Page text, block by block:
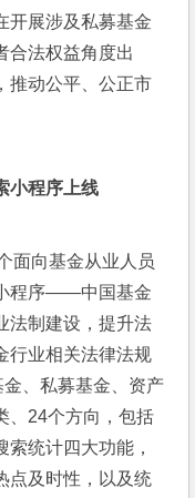
开展涉及私募基金
合法权益角度出
推动公平、公正市
小程序上线
程序——中国基金
法制建设，提升法
行业相关法律法规
、私募基金、资产
、24个方向，包括
统计四大功能，
点及时性，以及统